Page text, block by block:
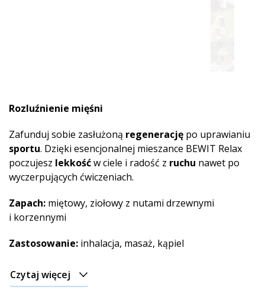
Rozluźnienie mięśni
Zafunduj sobie zasłużoną regenerację po uprawianiu
sportu. Dzięki esencjonalnej mieszance BEWIT Relax
poczujesz lekkośćw ciele i radość z ruchu nawet po
wyczerpujących ćwiczeniach.
Zapach: miętowy, ziołowy z nutami drzewnymi
i korzennymi
Zastosowanie: inhalacja, masaż, kąpiel
Czytaj więcej